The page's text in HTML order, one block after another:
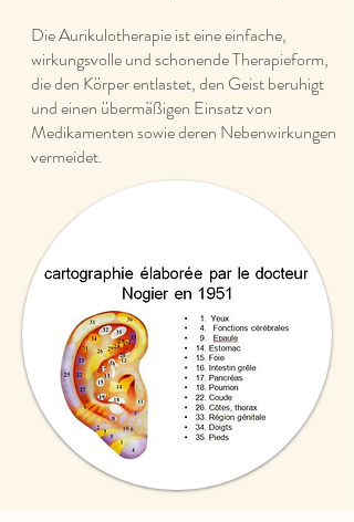
Die Aurikulotherapie ist eine einfache,
wirkungsvolle und schonende Therapieform,
die den Körper entlastet, den Geist beruhigt
und einen übermäßigen Einsatz von
Medikamenten sowie deren Nebenwirkungen
vermeidet.